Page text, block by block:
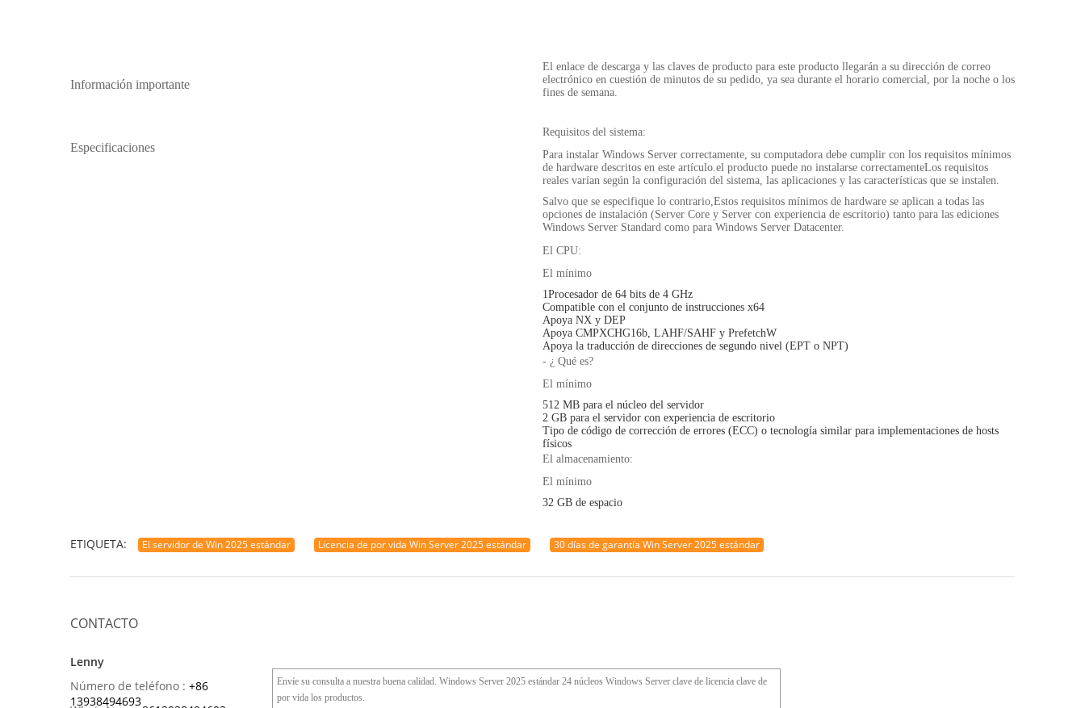
Información importante
El enlace de descarga y las claves de producto para este producto llegarán a su dirección de correo
electrónico en cuestión de minutos de su pedido, ya sea durante el horario comercial, por la noche o los
fines de semana.
Especificaciones
Requisitos del sistema:
Para instalar Windows Server correctamente, su computadora debe cumplir con los requisitos mínimos
de hardware descritos en este artículo.el producto puede no instalarse correctamenteLos requisitos
reales varían según la configuración del sistema, las aplicaciones y las características que se instalen.
Salvo que se especifique lo contrario,Estos requisitos mínimos de hardware se aplican a todas las
opciones de instalación (Server Core y Server con experiencia de escritorio) tanto para las ediciones
Windows Server Standard como para Windows Server Datacenter.
El CPU:
El mínimo
1Procesador de 64 bits de 4 GHz
Compatible con el conjunto de instrucciones x64
Apoya NX y DEP
Apoya CMPXCHG16b, LAHF/SAHF y PrefetchW
Apoya la traducción de direcciones de segundo nivel (EPT o NPT)
- ¿ Qué es?
El mínimo
512 MB para el núcleo del servidor
2 GB para el servidor con experiencia de escritorio
Tipo de código de corrección de errores (ECC) o tecnología similar para implementaciones de hosts
físicos
El almacenamiento:
El mínimo
32 GB de espacio
ETIQUETA: El servidor de Win 2025 estándar Licencia de por vida Win Server 2025 estándar 30 días de garantía Win Server 2025 estándar
CONTACTO
Lenny
Número de teléfono : +86
13938494693